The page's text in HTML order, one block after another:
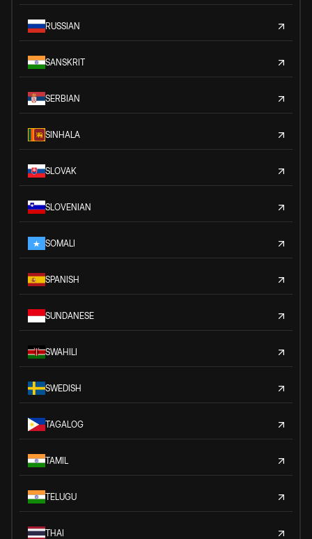
RUSSIAN
SANSKRIT
SERBIAN
SINHALA
SLOVAK
SLOVENIAN
SOMALI
SPANISH
SUNDANESE
SWAHILI
SWEDISH
TAGALOG
TAMIL
TELUGU
THAI